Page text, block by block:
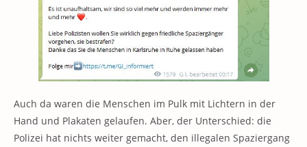
Auch da waren die Menschen im Pulk mit Lichtern in der
Hand und Plakaten gelaufen. Aber, der Unterschied: die
Polizei hat nichts weiter gemacht, den illegalen Spaziergang